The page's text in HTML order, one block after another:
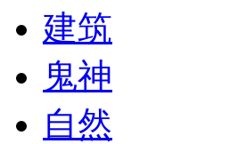
建筑
鬼神
自然